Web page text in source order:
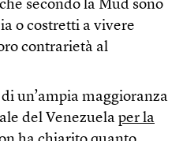
secondo la Mud sono
o costretti a vivere
contrarietà al
un’ampia maggioranza
del Venezuela per la